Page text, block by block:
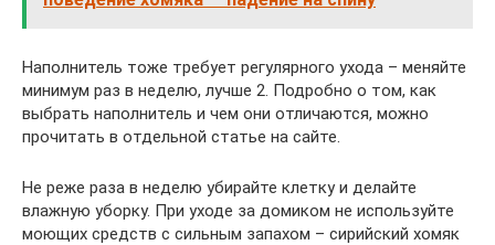
Наполнитель тоже требует регулярного ухода – меняйте
минимум раз в неделю, лучше 2. Подробно о том, как
выбрать наполнитель и чем они отличаются, можно
прочитать в отдельной статье на сайте.
Не реже раза в неделю убирайте клетку и делайте
влажную уборку. При уходе за домиком не используйте
моющих средств с сильным запахом – сирийский хомяк